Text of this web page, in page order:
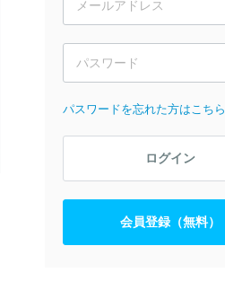
パスワードを忘れた方はこちら
ログイン
会員登録（無料）